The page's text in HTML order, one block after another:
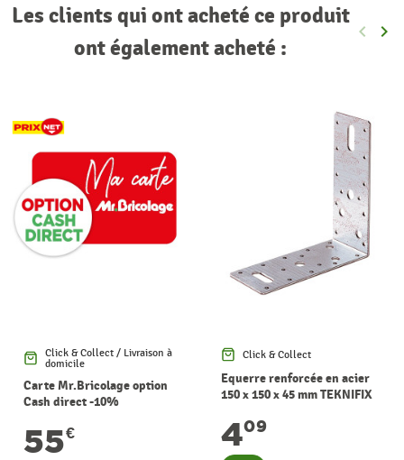
Les clients qui ont acheté ce produit
ont également acheté :
keyboard_arrow_left keyboard_arrow_right
Click & Collect / Livraison à
domicile
Carte Mr.Bricolage option
Cash direct -10%
55€
Click & Collect
Equerre renforcée en acier
150 x 150 x 45 mm TEKNIFIX
409